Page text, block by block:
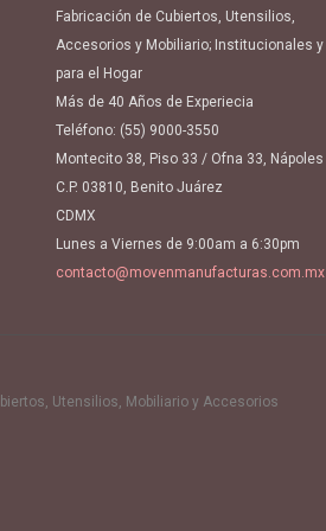
Fabricación de Cubiertos, Utensilios,
Accesorios y Mobiliario; Institucionales y
para el Hogar
Más de 40 Años de Experiecia
Teléfono: (55) 9000-3550
Montecito 38, Piso 33 / Ofna 33, Nápoles
C.P. 03810, Benito Juárez
CDMX
Lunes a Viernes de 9:00am a 6:30pm
contacto@movenmanufacturas.com.mx
Utensilios, Mobiliario y Accesorios